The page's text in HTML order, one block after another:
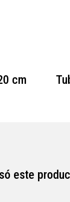
cm
este